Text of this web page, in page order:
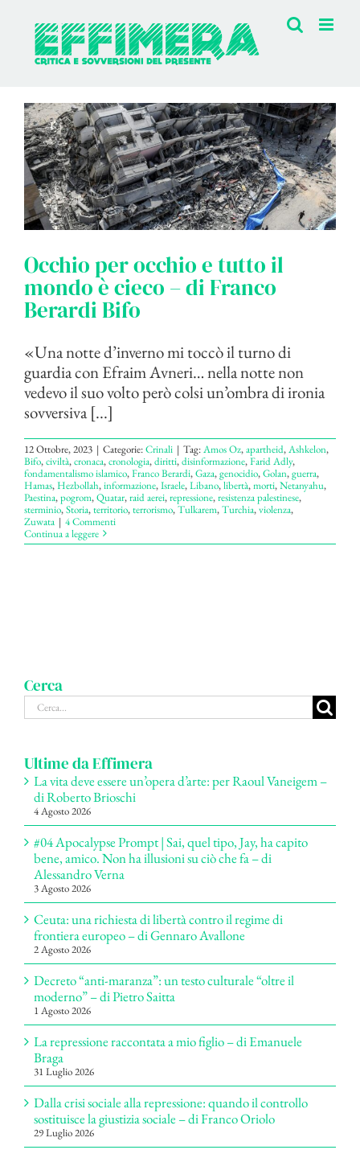
contenuto
Occhio per occhio e tutto il
mondo è cieco – di Franco
Berardi Bifo
«Una notte d’inverno mi toccò il turno di
guardia con Efraim Avneri… nella notte non
vedevo il suo volto però colsi un’ombra di ironia
sovversiva [...]
12 Ottobre, 2023 | Categorie:Crinali | Tag:Amos Oz,apartheid,Ashkelon,
Bifo,civiltà,cronaca,cronologia,diritti,disinformazione,Farid Adly,
fondamentalismo islamico,Franco Berardi,Gaza,genocidio,Golan,guerra,
Hamas,Hezbollah,informazione,Israele,Libano,libertà,morti,Netanyahu,
Paestina,pogrom,Quatar,raid aerei,repressione,resistenza palestinese,
sterminio,Storia,territorio,terrorismo,Tulkarem,Turchia,violenza,
Zuwata | 4 Commenti
Continua a leggere
Cerca
Cerca
per:
Ultime da Effimera
La vita deve essere un’opera d’arte: per Raoul Vaneigem –
di Roberto Brioschi
4 Agosto 2026
#04 Apocalypse Prompt | Sai, quel tipo, Jay, ha capito
bene, amico. Non ha illusioni su ciò che fa – di
Alessandro Verna
3 Agosto 2026
Ceuta: una richiesta di libertà contro il regime di
frontiera europeo – di Gennaro Avallone
2 Agosto 2026
Decreto “anti-maranza”: un testo culturale “oltre il
moderno” – di Pietro Saitta
1 Agosto 2026
La repressione raccontata a mio figlio – di Emanuele
Braga
31 Luglio 2026
Dalla crisi sociale alla repressione: quando il controllo
sostituisce la giustizia sociale – di Franco Oriolo
29 Luglio 2026